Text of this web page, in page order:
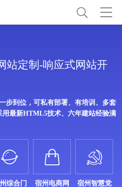
站定制-响应式网站开
步到位，可私有部署、有培训、多套
用最新HTML5技术、六年建站经验满

综合门

宿州电商网

宿州智慧党